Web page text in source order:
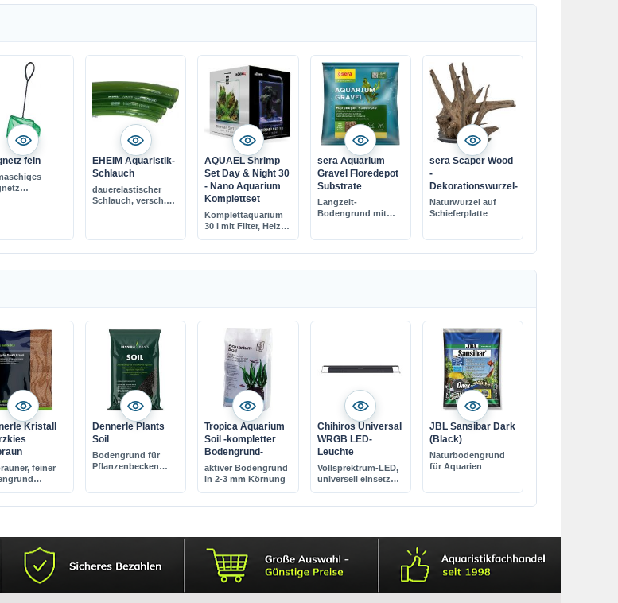
fein
EHEIM Aquaristik-
Schlauch
dauerelastischer
Schlauch, versch.
AQUAEL Shrimp
Set Day & Night 30
- Nano Aquarium
Komplettset
Komplettaquarium
30 l mit Filter, Heizer
Abdeckscheibe mit
sera Aquarium
Gravel Floredepot
Substrate
Langzeit-
Bodengrund mit
Anwendung unter
sera Scaper Wood
-
Dekorationswurzel-
Naturwurzel auf
Schieferplatte
Kristall
feiner
Dennerle Plants
Soil
Bodengrund für
Pflanzenbecken
Tropica Aquarium
Soil -kompletter
Bodengrund-
aktiver Bodengrund
in 2-3 mm Körnung
Chihiros Universal
WRGB LED-
Leuchte
Vollsprektrum-LED,
universell einsetzbar
JBL Sansibar Dark
(Black)
Naturbodengrund
für Aquarien